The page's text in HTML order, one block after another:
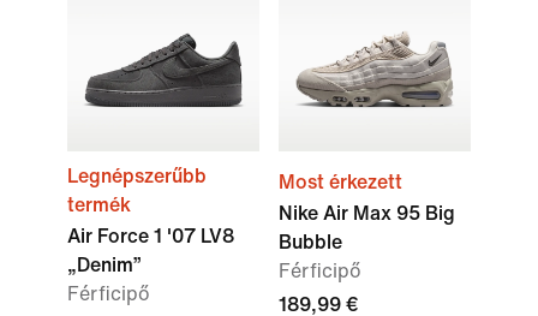
Legnépszerűbb
termék
Air Force 1 '07 LV8
„Denim”
Férficipő
Most érkezett
Nike Air Max 95 Big
Bubble
Férficipő
189,99 €